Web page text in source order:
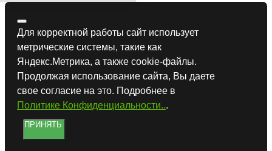
Для корректной работы сайт использует
метрические системы, такие как
Яндекс.Метрика, а также cookie-файлы.
Продолжая использование сайта, Вы даете
свое согласие на это. Подробнее в
Политике Конфиденциальности...
ПРИНЯТЬ